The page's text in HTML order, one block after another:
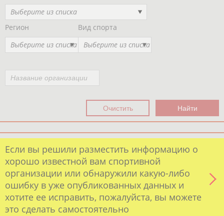
Выберите из списка
Регион
Выберите из списка
Вид спорта
Выберите из списка
Если вы решили разместить информацию о
хорошо известной вам спортивной
организации или обнаружили какую-либо
ошибку в уже опубликованных данных и
хотите ее исправить, пожалуйста, вы можете
это сделать самостоятельно